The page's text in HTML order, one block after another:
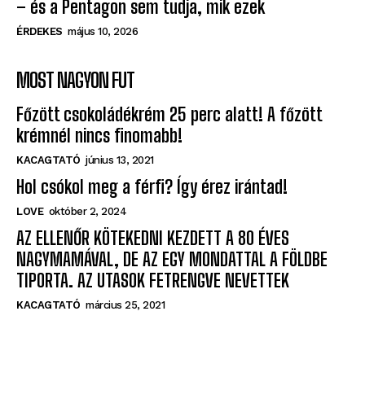
– és a Pentagon sem tudja, mik ezek
ÉRDEKES május 10, 2026
MOST NAGYON FUT
Főzött csokoládékrém 25 perc alatt! A főzött
krémnél nincs finomabb!
KACAGTATÓ június 13, 2021
Hol csókol meg a férfi? Így érez irántad!
LOVE október 2, 2024
AZ ELLENŐR KÖTEKEDNI KEZDETT A 80 ÉVES
NAGYMAMÁVAL, DE AZ EGY MONDATTAL A FÖLDBE
TIPORTA. AZ UTASOK FETRENGVE NEVETTEK
KACAGTATÓ március 25, 2021